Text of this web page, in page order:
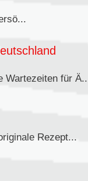
Wartezeiten für
Rezept...